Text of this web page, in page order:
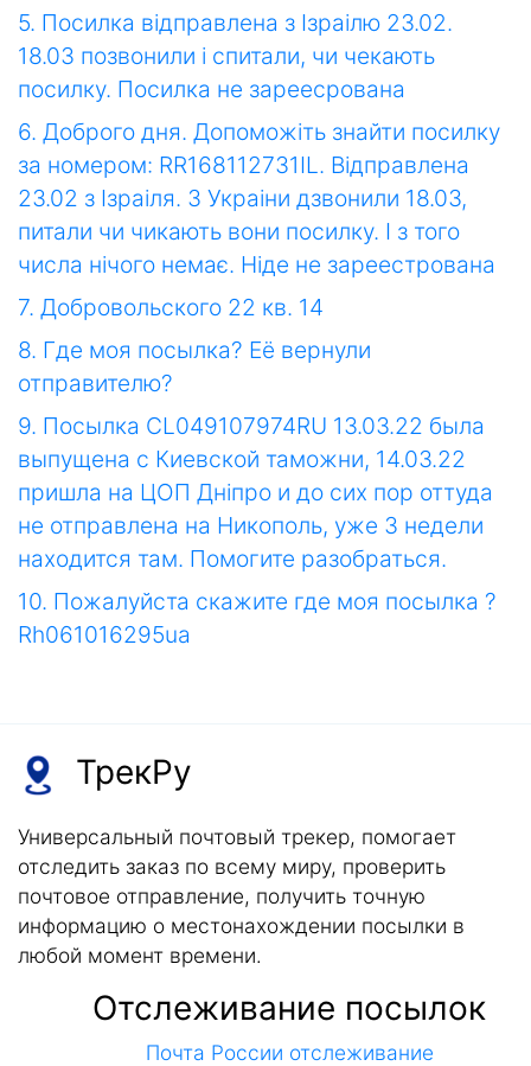
5. Посилка відправлена з Ізраілю 23.02.
18.03 позвонили і спитали, чи чекають
посилку. Посилка не зареесрована
6. Доброго дня. Допоможіть знайти посилку
за номером: RR168112731IL. Відправлена
23.02 з Ізраіля. З Украіни дзвонили 18.03,
питали чи чикають вони посилку. І з того
числа нічого немає. Ніде не зареестрована
7. Добровольского 22 кв. 14
8. Где моя посылка? Её вернули
отправителю?
9. Посылка CL049107974RU 13.03.22 была
выпущена с Киевской таможни, 14.03.22
пришла на ЦОП Днiпро и до сих пор оттуда
не отправлена на Никополь, уже 3 недели
находится там. Помогите разобраться.
10. Пожалуйста скажите где моя посылка ?
Rh061016295ua
ТрекРу
Универсальный почтовый трекер, помогает
отследить заказ по всему миру, проверить
почтовое отправление, получить точную
информацию о местонахождении посылки в
любой момент времени.
Отслеживание посылок
Почта России отслеживание